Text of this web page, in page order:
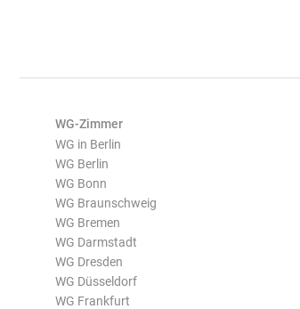
WG-Zimmer
WG in Berlin
WG Berlin
WG Bonn
WG Braunschweig
WG Bremen
WG Darmstadt
WG Dresden
WG Düsseldorf
WG Frankfurt